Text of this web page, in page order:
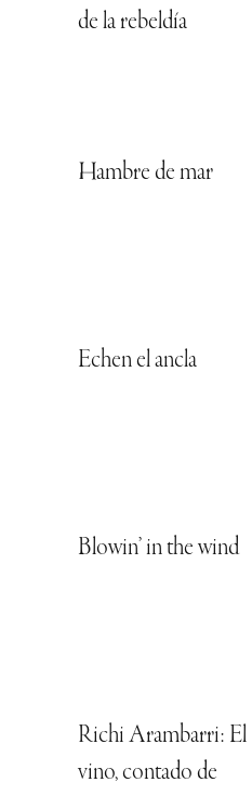
de la rebeldía
Hambre de mar
Echen el ancla
Blowin’ in the wind
Richi Arambarri: El
vino, contado de